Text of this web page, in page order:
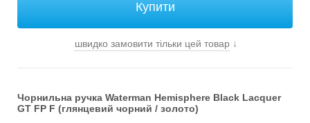
швидко замовити тільки цей товар↓
Чорнильна ручка Waterman Hemisphere Black Lacquer
GT FP F (глянцевий чорний / золото)